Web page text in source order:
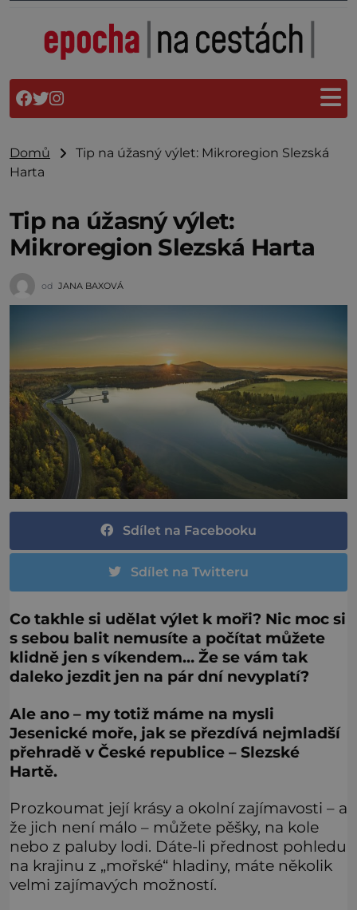
Domů
Tip na úžasný výlet: Mikroregion Slezská
Harta
Tip na úžasný výlet:
Mikroregion Slezská Harta
od JANA BAXOVÁ
Sdílet na Facebooku
Sdílet na Twitteru
Co takhle si udělat výlet k moři? Nic moc si
s sebou balit nemusíte a počítat můžete
klidně jen s víkendem… Že se vám tak
daleko jezdit jen na pár dní nevyplatí?
Ale ano – my totiž máme na mysli
Jesenické moře, jak se přezdívá nejmladší
přehradě v České republice – Slezské
Hartě.
Prozkoumat její krásy a okolní zajímavosti – a
že jich není málo – můžete pěšky, na kole
nebo z paluby lodi. Dáte-li přednost pohledu
na krajinu z „mořské“ hladiny, máte několik
velmi zajímavých možností.